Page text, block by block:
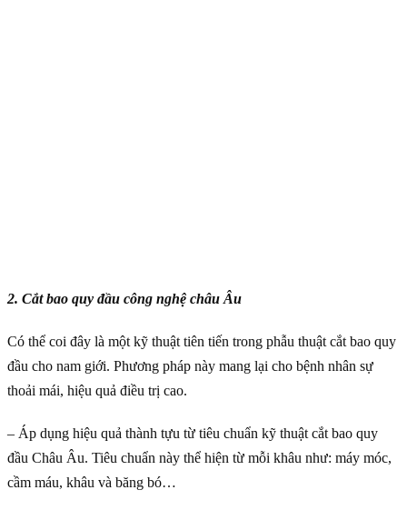
2. Cắt bao quy đầu công nghệ châu Âu
Có thể coi đây là một kỹ thuật tiên tiến trong phẫu thuật cắt bao quy
đầu cho nam giới. Phương pháp này mang lại cho bệnh nhân sự
thoải mái, hiệu quả điều trị cao.
– Áp dụng hiệu quả thành tựu từ tiêu chuẩn kỹ thuật cắt bao quy
đầu Châu Âu. Tiêu chuẩn này thể hiện từ mỗi khâu như: máy móc,
cầm máu, khâu và băng bó…